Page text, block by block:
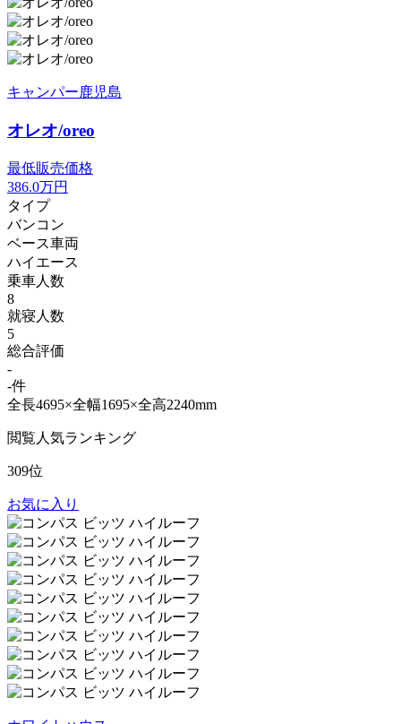
キャンパー鹿児島
オレオ/oreo
最低販売価格
386.0万円
タイプ
バンコン
ベース車両
ハイエース
乗車人数
8
就寝人数
5
総合評価
-
-件
全長4695×全幅1695×全高2240mm
閲覧人気ランキング
309位
お気に入り